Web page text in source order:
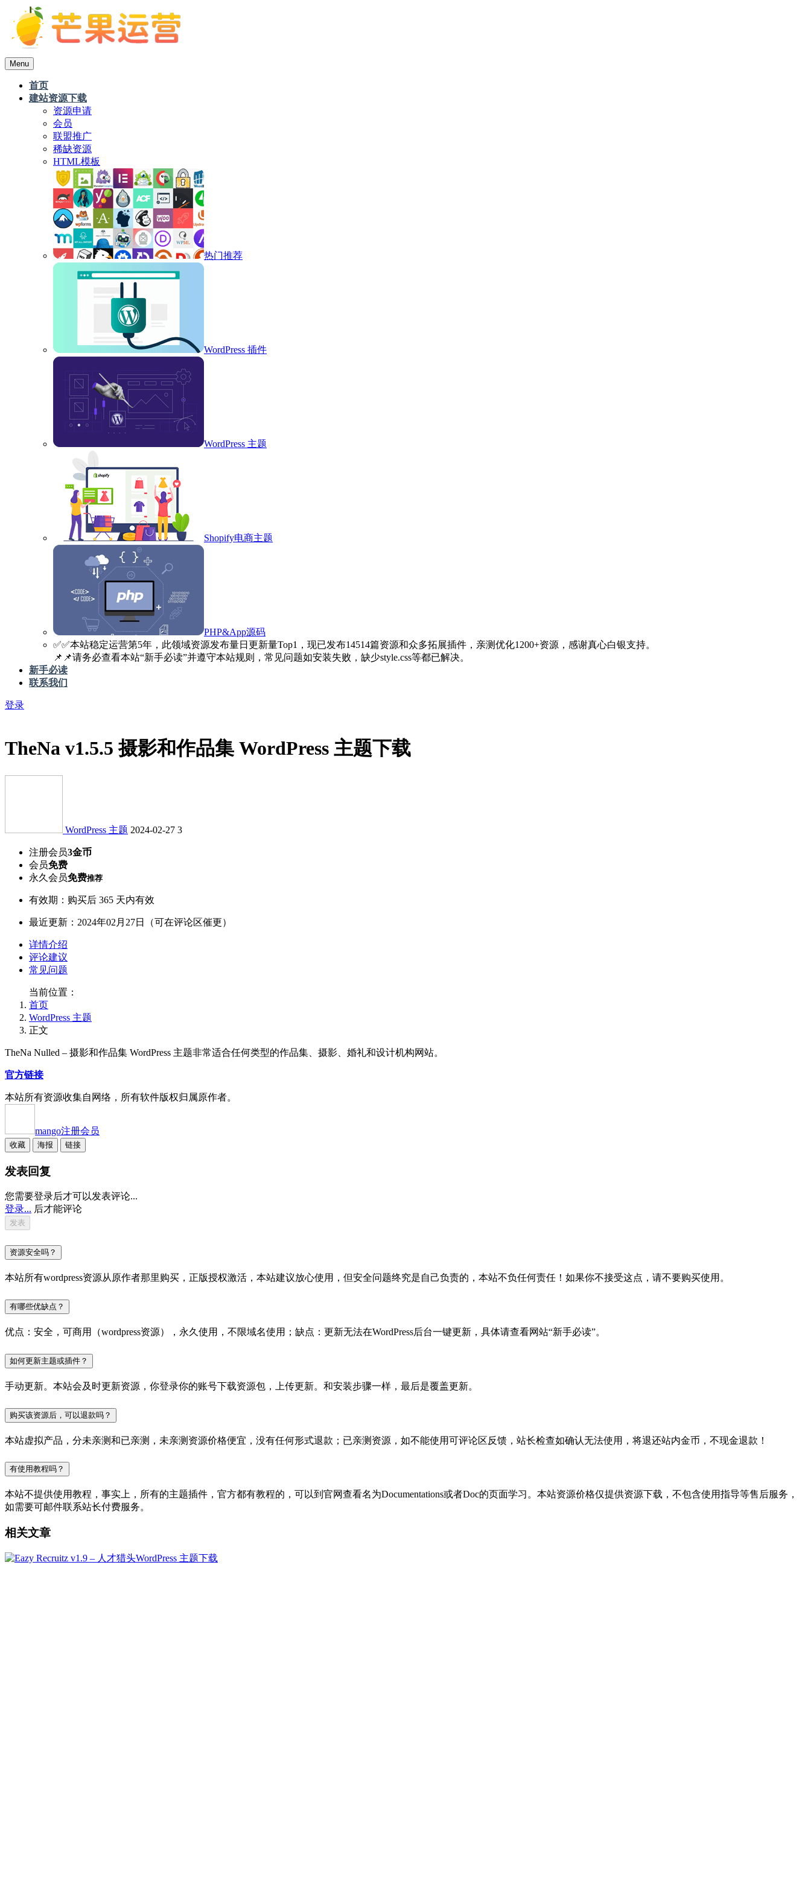
Menu
首页
建站资源下载
资源申请
会员
联盟推广
稀缺资源
HTML模板
热门推荐
WordPress 插件
WordPress 主题
Shopify电商主题
PHP&App源码
✅️✅️本站稳定运营第5年，此领域资源发布量日更新量Top1，现已发布14514篇资源和众多拓展插件，亲测优化1200+资源，感谢真心白银支持。
📌📌请务必查看本站“新手必读”并遵守本站规则，常见问题如安装失败，缺少style.css等都已解决。
新手必读
联系我们
登录
TheNa v1.5.5 摄影和作品集 WordPress 主题下载
WordPress 主题 2024-02-27 3
注册会员3金币
会员免费
永久会员免费推荐
有效期：购买后 365 天内有效
最近更新：2024年02月27日（可在评论区催更）
详情介绍
评论建议
常见问题
当前位置：
首页
WordPress 主题
正文
TheNa Nulled – 摄影和作品集 WordPress 主题非常适合任何类型的作品集、摄影、婚礼和设计机构网站。
官方链接
本站所有资源收集自网络，所有软件版权归属原作者。
mango注册会员
收藏 海报 链接
发表回复
您需要登录后才可以发表评论...
登录... 后才能评论
资源安全吗？
本站所有wordpress资源从原作者那里购买，正版授权激活，本站建议放心使用，但安全问题终究是自己负责的，本站不负任何责任！如果你不接受这点，请不要购买使用。
有哪些优缺点？
优点：安全，可商用（wordpress资源），永久使用，不限域名使用；缺点：更新无法在WordPress后台一键更新，具体请查看网站“新手必读”。
如何更新主题或插件？
手动更新。本站会及时更新资源，你登录你的账号下载资源包，上传更新。和安装步骤一样，最后是覆盖更新。
购买该资源后，可以退款吗？
本站虚拟产品，分未亲测和已亲测，未亲测资源价格便宜，没有任何形式退款；已亲测资源，如不能使用可评论区反馈，站长检查如确认无法使用，将退还站内金币，不现金退款！
有使用教程吗？
本站不提供使用教程，事实上，所有的主题插件，官方都有教程的，可以到官网查看名为Documentations或者Doc的页面学习。本站资源价格仅提供资源下载，不包含使用指导等售后服务，
如需要可邮件联系站长付费服务。
相关文章